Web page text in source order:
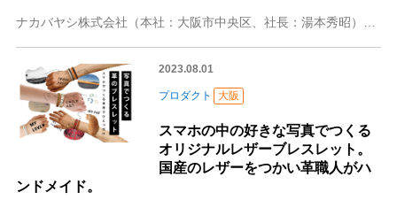
ナカバヤシ株式会社（本社：大阪市中央区、社長：湯本秀昭）はスタイラスペンのペン先を書き心地や用途に合わせてカスタマイズできる「アップルペンシル交換用ペン先」を全
2023.08.01
プロダクト 大阪
スマホの中の好きな写真でつくる
オリジナルレザーブレスレット。
国産のレザーをつかい革職人がハ
ンドメイド。